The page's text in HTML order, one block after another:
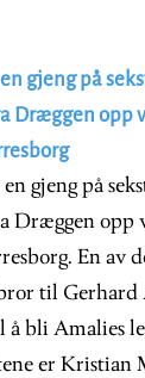
gjeng på
Dræggen opp
gjeng på
Dræggen opp
En av
til Gerhard
å bli Amalies
er Kristian